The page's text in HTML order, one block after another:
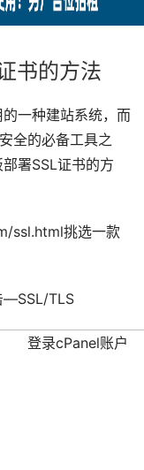
书的方法
一种建站系统，而
全的必备工具之
署SSL证书的方
ssl.html挑选一款
—SSL/TLS